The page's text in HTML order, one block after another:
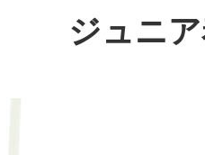
ジュニ